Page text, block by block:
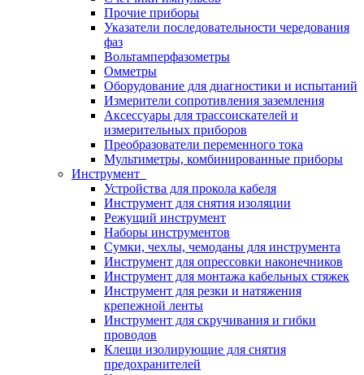
Прочие приборы
Указатели последовательности чередования
фаз
Вольтамперфазометры
Омметры
Оборудование для диагностики и испытаний
Измерители сопротивления заземления
Аксессуары для трассоискателей и
измерительных приборов
Преобразователи переменного тока
Мультиметры, комбинированные приборы
Инструмент
Устройства для прокола кабеля
Инструмент для снятия изоляции
Режущий инструмент
Наборы инструментов
Сумки, чехлы, чемоданы для инструмента
Инструмент для опрессовки наконечников
Инструмент для монтажа кабельных стяжек
Инструмент для резки и натяжения
крепежной ленты
Инструмент для скручивания и гибки
проводов
Клещи изолирующие для снятия
предохранителей